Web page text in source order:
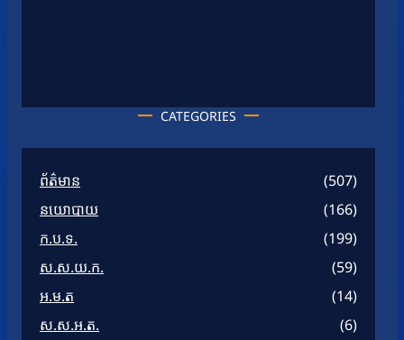
CATEGORIES
ព័ត៌មាន
(507)
នយោបាយ
(166)
ក.ប.ទ.
(199)
ស.ស.យ.ក.
(59)
អ.ម.ត
(14)
ស.ស.អ.ត.
(6)